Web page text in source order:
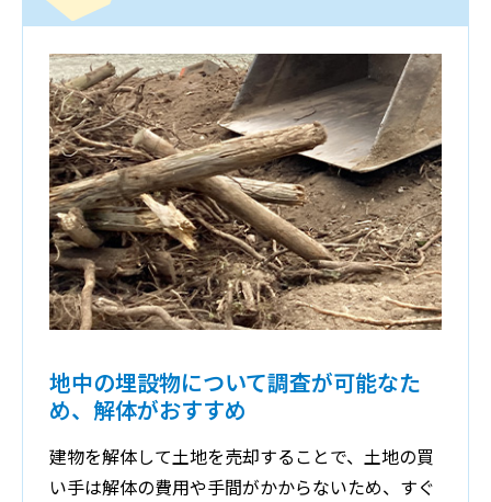
地中の埋設物について調査が可能なた
め、解体がおすすめ
建物を解体して土地を売却することで、土地の買
い手は解体の費用や手間がかからないため、すぐ